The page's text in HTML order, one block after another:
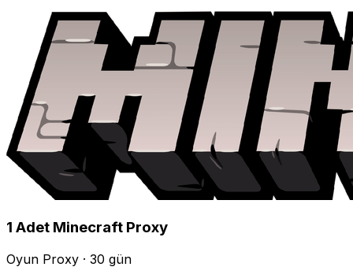
1 Adet Minecraft Proxy
Oyun Proxy · 30 gün